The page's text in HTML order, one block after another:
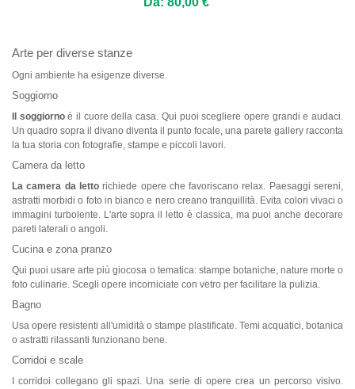
Arte per diverse stanze
Ogni ambiente ha esigenze diverse.
Soggiorno
Il soggiornoè il cuore della casa. Qui puoi scegliere opere grandi e audaci.
Un quadro sopra il divano diventa il punto focale, una parete gallery racconta
la tua storia con fotografie, stampe e piccoli lavori.
Camera da letto
La camera da lettorichiede opere che favoriscano relax. Paesaggi sereni,
astratti morbidi o foto in bianco e nero creano tranquillità. Evita colori vivaci o
immagini turbolente. L'arte sopra il letto è classica, ma puoi anche decorare
pareti laterali o angoli.
Cucina e zona pranzo
Qui puoi usare arte più giocosa o tematica: stampe botaniche, nature morte o
foto culinarie. Scegli opere incorniciate con vetro per facilitare la pulizia.
Bagno
Usa opere resistenti all'umidità o stampe plastificate. Temi acquatici, botanica
o astratti rilassanti funzionano bene.
Corridoi e scale
I corridoi collegano gli spazi. Una serie di opere crea un percorso visivo.